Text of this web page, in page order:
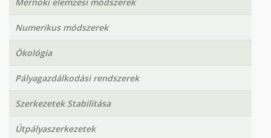
Numerikus módszerek
Ökológia
Pályagazdálkodási rendszerek
Szerkezetek Stabilitása
Útpályaszerkezetek